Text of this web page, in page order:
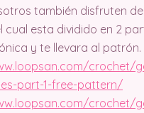
también disfruten
esta dividido en 2
y te llevara al patrón.
crochet/
part-1-free-pattern/
crochet/